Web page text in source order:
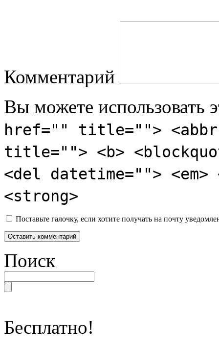
Комментарий
Вы можете использовать
href="" title="">
title=""> <b>
<del datetime="">
<strong>
Поставьте галочку, если хотите получать на почту
Поиск
Бесплатно!